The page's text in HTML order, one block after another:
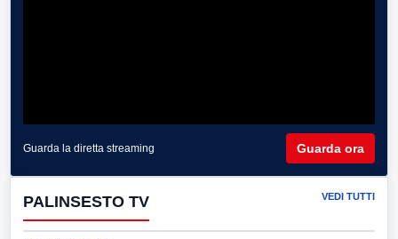
Guarda la diretta streaming Guarda ora
PALINSESTO TV VEDI TUTTI